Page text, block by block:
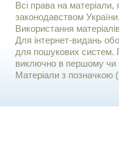
Всі права на матеріали,
законодавством
Використання
Для iнтернет-видань
для пошукових систем.
виключно в першому чи
Матеріали з позначкою